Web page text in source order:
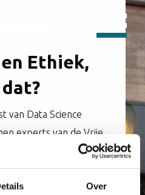
Over
Ethiek,
van Data Science
experts van de Vrije
deelnemers mee in de
van data en AI.